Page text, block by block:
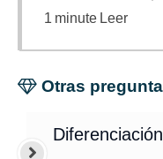
1 minute Leer
Otras